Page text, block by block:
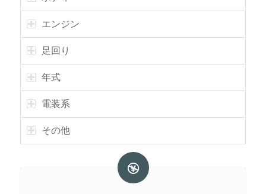
エンジン
足回り
年式
電装系
その他